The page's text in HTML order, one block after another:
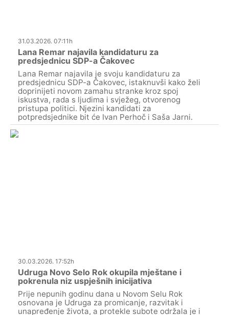
31.03.2026. 07:11h
Lana Remar najavila kandidaturu za
predsjednicu SDP-a Čakovec
Lana Remar najavila je svoju kandidaturu za
predsjednicu SDP-a Čakovec, istaknuvši kako želi
doprinijeti novom zamahu stranke kroz spoj
iskustva, rada s ljudima i svježeg, otvorenog
pristupa politici. Njezini kandidati za
potpredsjednike bit će Ivan Perhoč i Saša Jarni.
30.03.2026. 17:52h
Udruga Novo Selo Rok okupila mještane i
pokrenula niz uspješnih inicijativa
Prije nepunih godinu dana u Novom Selu Rok
osnovana je Udruga za promicanje, razvitak i
unapređenje života, a protekle subote održala je i